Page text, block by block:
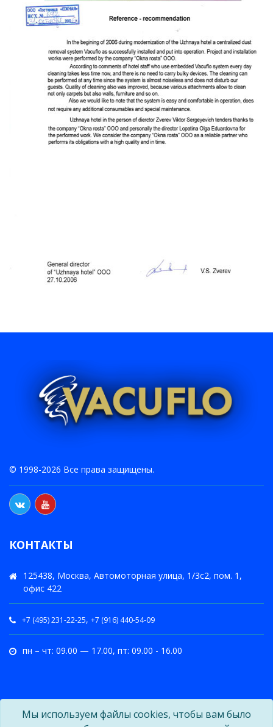
© 1998-2026 Все права защищены.
КОНТАКТЫ
125438, Москва, Автомоторная улица, 1/3с2, пом. 1,
офис 422
+7 (495) 231-22-25, +7 (916) 440-54-09
пн – чт: 09.00 — 17.00, пт: 09.00 - 16.00
Мы используем файлы cookies, чтобы вам было